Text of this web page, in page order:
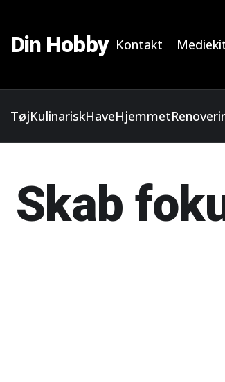
Din Hobby Kontakt
TøjKulinariskHaveHjemmet
Skab